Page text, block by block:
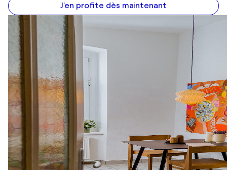
J'en profite dès maintenant